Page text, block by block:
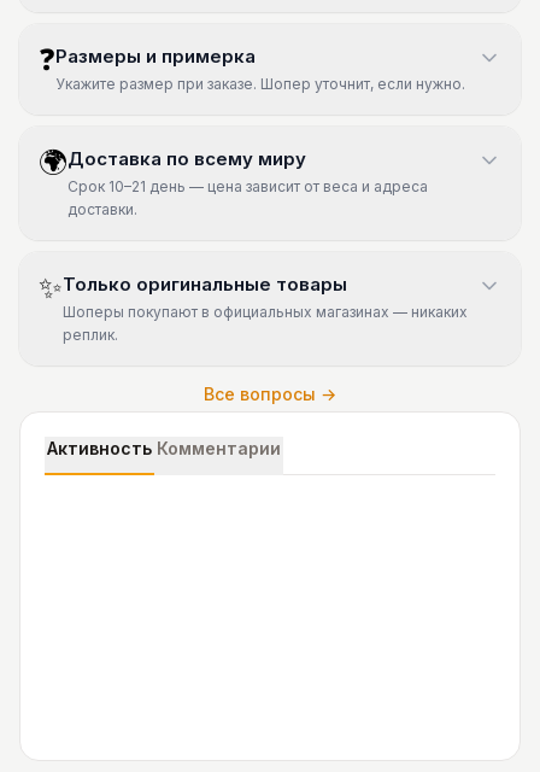
❓Размеры и примерка
Укажите размер при заказе. Шопер уточнит, если нужно.
🌍Доставка по всему миру
Срок 10–21 день — цена зависит от веса и адреса
доставки.
✨Только оригинальные товары
Шоперы покупают в официальных магазинах — никаких
реплик.
Все вопросы →
Активность Комментарии